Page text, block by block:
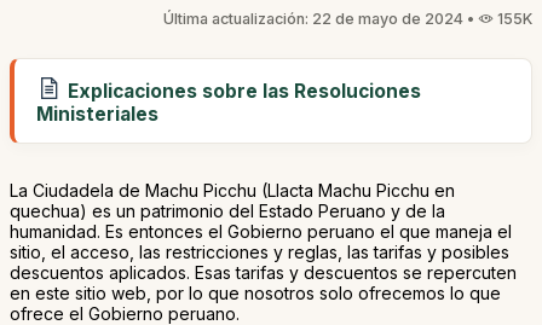
Última actualización: 22 de mayo de 2024 • 155K
Explicaciones sobre las Resoluciones
Ministeriales
La Ciudadela de Machu Picchu (Llacta Machu Picchu en
quechua) es un patrimonio del Estado Peruano y de la
humanidad. Es entonces el Gobierno peruano el que maneja el
sitio, el acceso, las restricciones y reglas, las tarifas y posibles
descuentos aplicados. Esas tarifas y descuentos se repercuten
en este sitio web, por lo que nosotros solo ofrecemos lo que
ofrece el Gobierno peruano.